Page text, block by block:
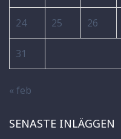
24 25 26
31
« feb
SENASTE INLÄGGEN